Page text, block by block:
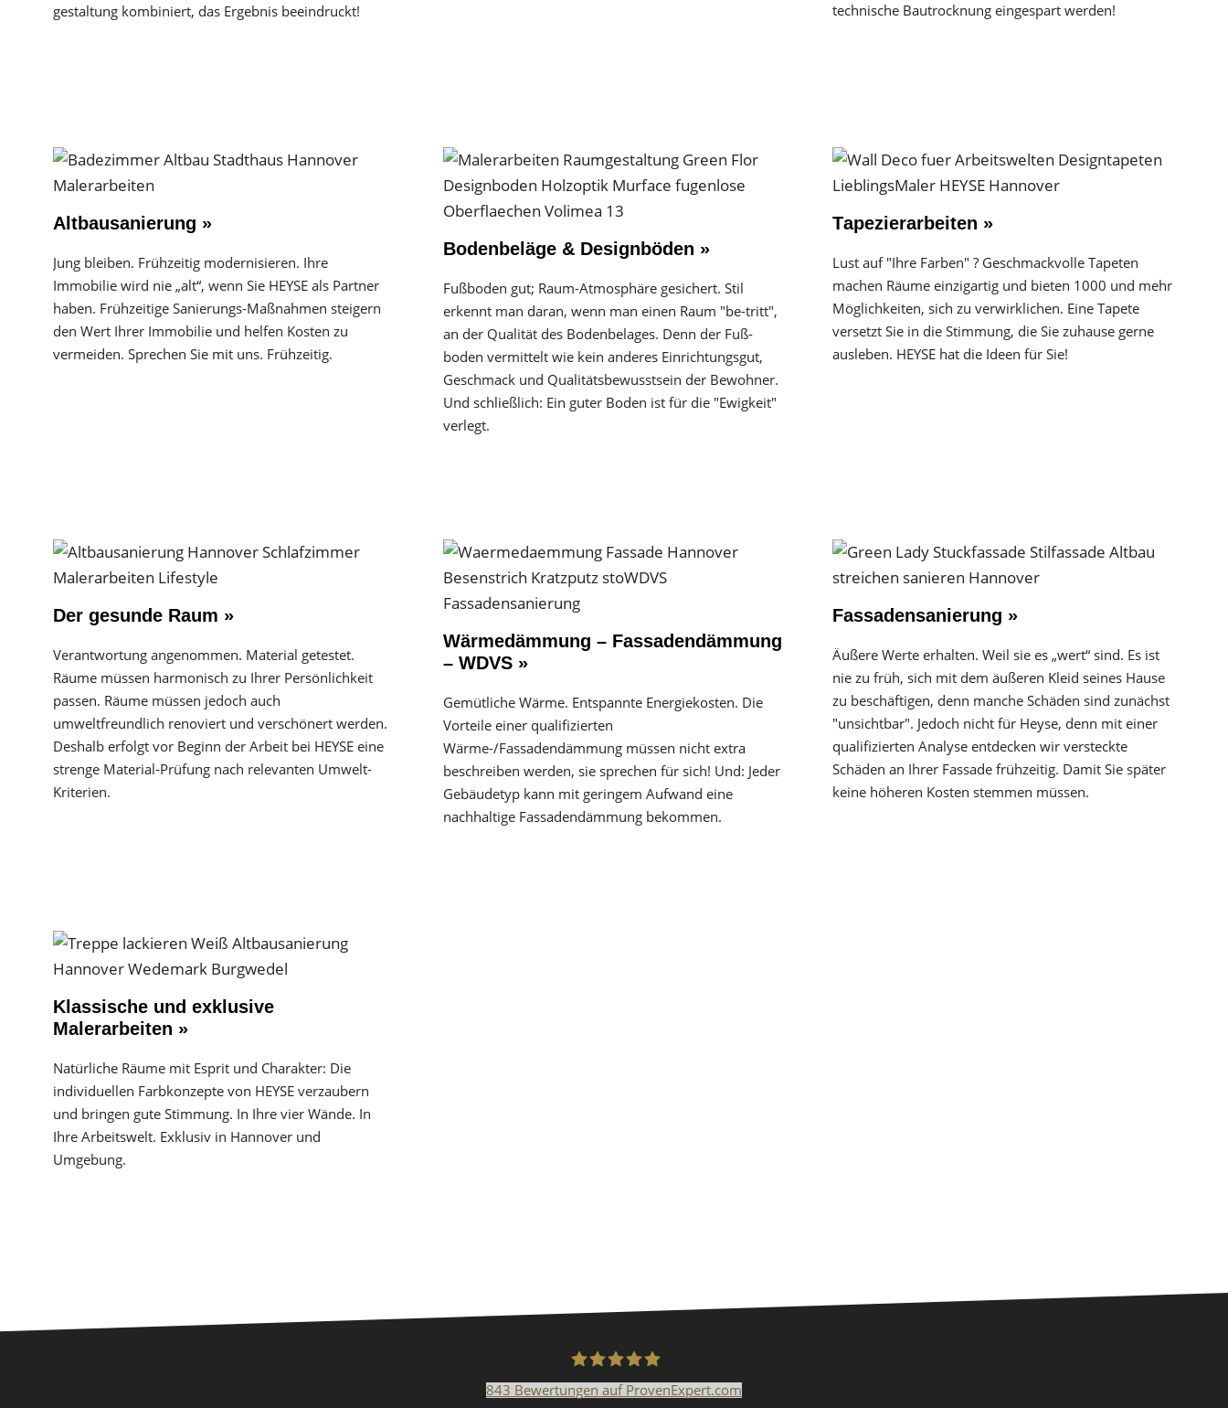
gestaltung kombiniert, das Ergebnis beeindruckt!
technische Bautrocknung eingespart werden!
Altbausanierung »
Jung bleiben. Frühzeitig modernisieren. Ihre
Immobilie wird nie „alt“, wenn Sie HEYSE als Partner
haben. Frühzeitige Sanierungs-Maßnahmen steigern
den Wert Ihrer Immobilie und helfen Kosten zu
vermeiden. Sprechen Sie mit uns. Frühzeitig.
Bodenbeläge & Designböden »
Fußboden gut; Raum-Atmosphäre gesichert. Stil
erkennt man daran, wenn man einen Raum "be-tritt",
an der Qualität des Boden­belages. Denn der Fuß­
boden vermittelt wie kein anderes Einrichtungs­gut,
Geschmack und Qualitäts­bewusstsein der Bewohner.
Und schließlich: Ein guter Boden ist für die "Ewigkeit"
verlegt.
Tapezierarbeiten »
Lust auf "Ihre Farben" ? Geschmackvolle Tapeten
machen Räume einzigartig und bieten 1000 und mehr
Möglichkeiten, sich zu verwirklichen. Eine Tapete
versetzt Sie in die Stimmung, die Sie zuhause gerne
ausleben. HEYSE hat die Ideen für Sie!
Der gesunde Raum »
Verantwortung angenommen. Material getestet.
Räume müssen harmonisch zu Ihrer Persönlichkeit
passen. Räume müssen jedoch auch
umweltfreundlich renoviert und verschönert werden.
Deshalb erfolgt vor Beginn der Arbeit bei HEYSE eine
strenge Material-Prüfung nach relevanten Umwelt-
Kriterien.
Wärmedämmung – Fassadendämmung
– WDVS »
Gemütliche Wärme. Entspannte Energiekosten. Die
Vorteile einer qualifizierten
Wärme-/Fassadendämmung müssen nicht extra
beschreiben werden, sie sprechen für sich! Und: Jeder
Gebäudetyp kann mit geringem Aufwand eine
nachhaltige Fassadendämmung bekommen.
Fassadensanierung »
Äußere Werte erhalten. Weil sie es „wert“ sind. Es ist
nie zu früh, sich mit dem äußeren Kleid seines Hause
zu beschäftigen, denn manche Schäden sind zunächst
"unsichtbar". Jedoch nicht für Heyse, denn mit einer
qualifizierten Analyse entdecken wir versteckte
Schäden an Ihrer Fassade frühzeitig. Damit Sie später
keine höheren Kosten stemmen müssen.
Klassische und exklusive
Malerarbeiten »
Natürliche Räume mit Esprit und Charakter: Die
individuellen Farbkonzepte von HEYSE verzaubern
und bringen gute Stimmung. In Ihre vier Wände. In
Ihre Arbeitswelt. Exklusiv in Hannover und
Umgebung.
843 Bewertungen auf ProvenExpert.com